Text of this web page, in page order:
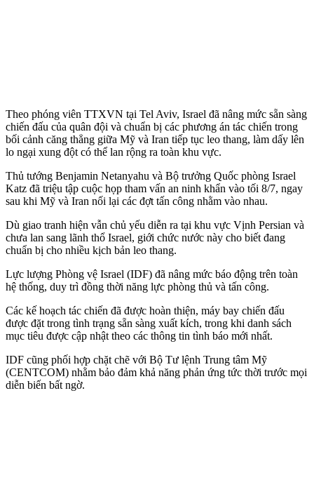
Theo phóng viên TTXVN tại Tel Aviv, Israel đã nâng mức sẵn sàng
chiến đấu của quân đội và chuẩn bị các phương án tác chiến trong
bối cảnh căng thẳng giữa Mỹ và Iran tiếp tục leo thang, làm dấy lên
lo ngại xung đột có thể lan rộng ra toàn khu vực.
Thủ tướng Benjamin Netanyahu và Bộ trưởng Quốc phòng Israel
Katz đã triệu tập cuộc họp tham vấn an ninh khẩn vào tối 8/7, ngay
sau khi Mỹ và Iran nối lại các đợt tấn công nhằm vào nhau.
Dù giao tranh hiện vẫn chủ yếu diễn ra tại khu vực Vịnh Persian và
chưa lan sang lãnh thổ Israel, giới chức nước này cho biết đang
chuẩn bị cho nhiều kịch bản leo thang.
Lực lượng Phòng vệ Israel (IDF) đã nâng mức báo động trên toàn
hệ thống, duy trì đồng thời năng lực phòng thủ và tấn công.
Các kế hoạch tác chiến đã được hoàn thiện, máy bay chiến đấu
được đặt trong tình trạng sẵn sàng xuất kích, trong khi danh sách
mục tiêu được cập nhật theo các thông tin tình báo mới nhất.
IDF cũng phối hợp chặt chẽ với Bộ Tư lệnh Trung tâm Mỹ
(CENTCOM) nhằm bảo đảm khả năng phản ứng tức thời trước mọi
diễn biến bất ngờ.